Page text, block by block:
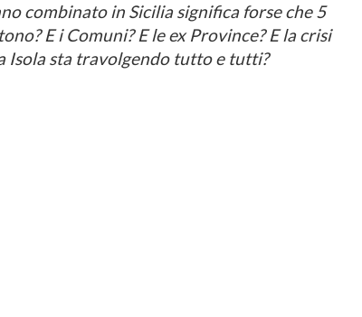
combinato in Sicilia significa forse che 5
E i Comuni? E le ex Province? E la crisi
Isola sta travolgendo tutto e tutti?